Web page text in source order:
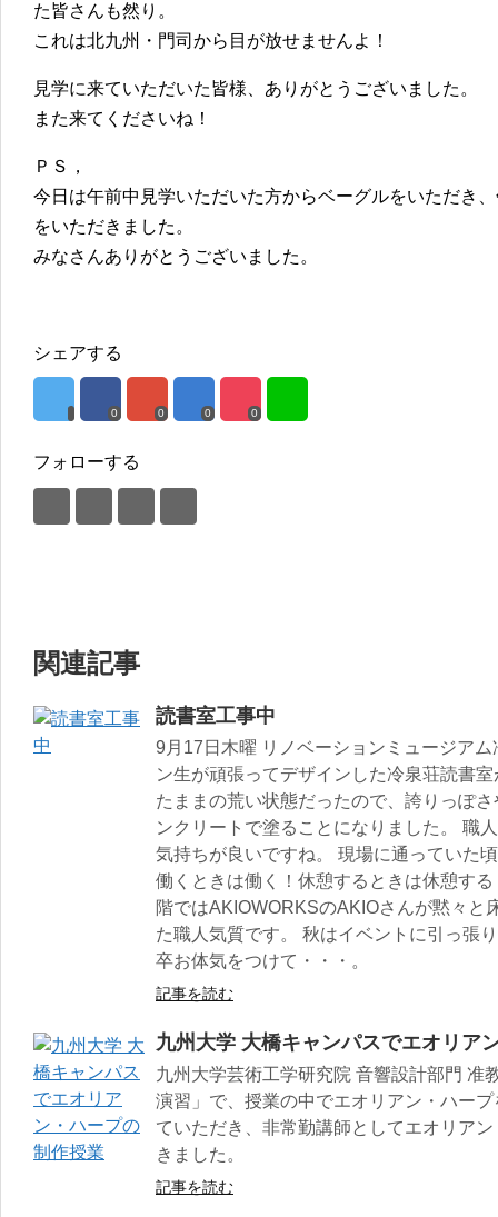
た皆さんも然り。
これは北九州・門司から目が放せませんよ！
見学に来ていただいた皆様、ありがとうございました。
また来てくださいね！
ＰＳ，
今日は午前中見学いただいた方からベーグルをいただき
をいただきました。
みなさんありがとうございました。
シェアする
0 0 0 0
フォローする
関連記事
読書室工事中
9月17日木曜 リノベーションミュージア
ン生が頑張ってデザインした冷泉荘読書
たままの荒い状態だったので、誇りっぽ
ンクリートで塗ることになりました。 職
気持ちが良いですね。 現場に通っていた
働くときは働く！休憩するときは休憩す
階ではAKIOWORKSのAKIOさんが黙々と
た職人気質です。 秋はイベントに引っ張
卒お体気をつけて・・・。
記事を読む
九州大学 大橋キャンパスでエオリア
九州大学芸術工学研究院 音響設計部門 准
演習」で、授業の中でエオリアン・ハー
ていただき、非常勤講師としてエオリア
きました。
記事を読む